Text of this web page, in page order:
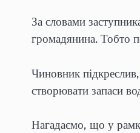
За словами
громадянина. Тобто
Чиновник
створювати запаси
Нагадаємо, що у